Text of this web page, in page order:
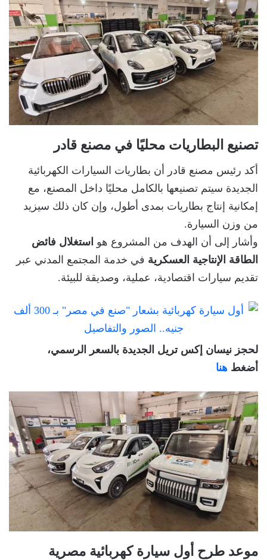
تصنيع البطاريات محليًا في مصنع قادر
أكد رئيس مصنع قادر أن بطاريات السيارات الكهربائية
الجديدة سيتم تصنيعها بالكامل محليًا داخل المصنع، مع
إمكانية إنتاج بطاريات بمدى أطول، وإن كان ذلك سيزيد
من وزن السيارة.
وأشار إلى أن الهدف من المشروع هو استغلال فائض
الطاقة الإنتاجية العسكرية في خدمة المجتمع المدني عبر
تقديم سيارات اقتصادية، عملية، وصديقة للبيئة.
لحجز نيسان إكس تريل الجديدة بالسعر الرسمي،
أضغط هنا
موعد طرح أول سيارة كهربائية مصرية